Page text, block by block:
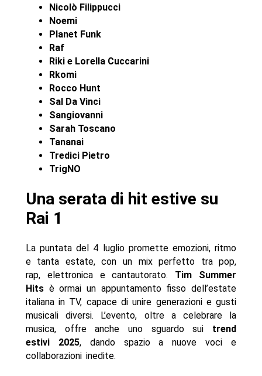
Nicolò Filippucci
Noemi
Planet Funk
Raf
Riki e Lorella Cuccarini
Rkomi
Rocco Hunt
Sal Da Vinci
Sangiovanni
Sarah Toscano
Tananai
Tredici Pietro
TrigNO
Una serata di hit estive su
Rai 1
La puntata del 4 luglio promette emozioni, ritmo
e tanta estate, con un mix perfetto tra pop,
rap, elettronica e cantautorato. Tim Summer
Hitsè ormai un appuntamento fisso dell’estate
italiana in TV, capace di unire generazioni e gusti
musicali diversi. L’evento, oltre a celebrare la
musica, offre anche uno sguardo sui trend
estivi 2025, dando spazio a nuove voci e
collaborazioni inedite.